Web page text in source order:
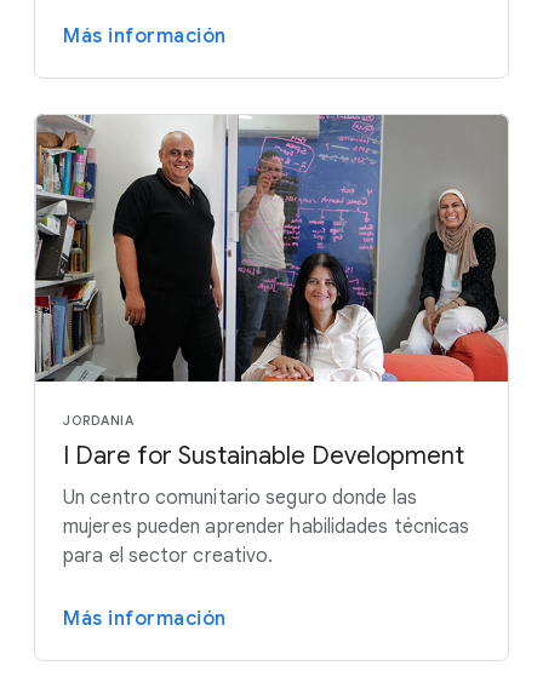
Más información
JORDANIA
I Dare for Sustainable Development
Un centro comunitario seguro donde las
mujeres pueden aprender habilidades técnicas
para el sector creativo.
Más información